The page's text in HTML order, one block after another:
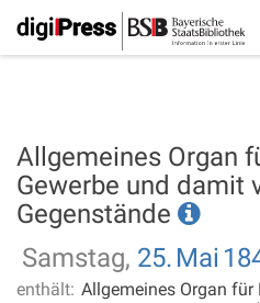
Allgemeines Organ
Gewerbe und damit
Gegenstände
Samstag, 25. Mai
enthält: Allgemeines Organ für